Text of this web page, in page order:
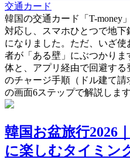
交通カード
韓国の交通カード「T-money
対応し、スマホひとつで地下
になりました。ただ、いざ
者が「ある壁」にぶつかり
体と、アプリ経由で回避する
のチャージ手順（ドル建て
の画面6ステップで解説しま
韓国お盆旅行2026
に楽しむタイミン